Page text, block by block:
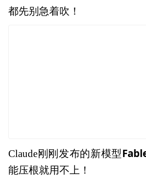
都先别急着吹！
Claude刚刚发布的新模型
能压根就用不上！